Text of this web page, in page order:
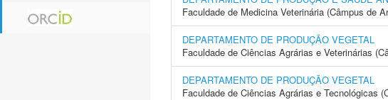
Faculdade de Medicina Veterinária (Câmpus de
DEPARTAMENTO DE PRODUÇÃO VEGETAL
Faculdade de Ciências Agrárias e Veterinárias
DEPARTAMENTO DE PRODUÇÃO VEGETAL
Faculdade de Ciências Agrárias e Tecnológicas